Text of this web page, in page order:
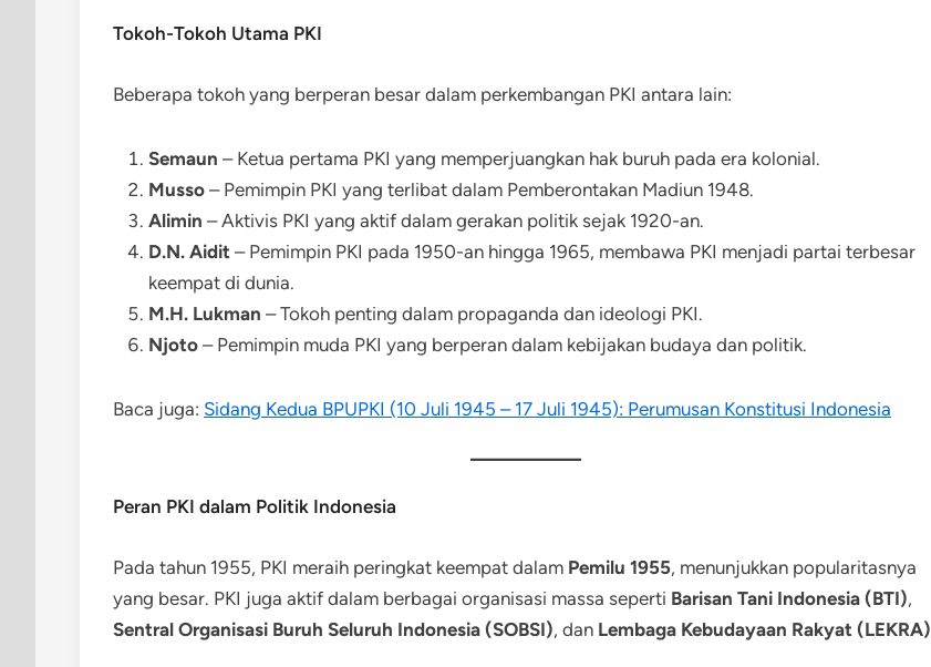
Tokoh-Tokoh Utama PKI
Beberapa tokoh yang berperan besar dalam perkembangan PKI antara lain:
Semaun – Ketua pertama PKI yang memperjuangkan hak buruh pada era kolonial.
Musso – Pemimpin PKI yang terlibat dalam Pemberontakan Madiun 1948.
Alimin – Aktivis PKI yang aktif dalam gerakan politik sejak 1920-an.
D.N. Aidit – Pemimpin PKI pada 1950-an hingga 1965, membawa PKI menjadi partai terbesar
keempat di dunia.
M.H. Lukman – Tokoh penting dalam propaganda dan ideologi PKI.
Njoto – Pemimpin muda PKI yang berperan dalam kebijakan budaya dan politik.
Baca juga: Sidang Kedua BPUPKI (10 Juli 1945 – 17 Juli 1945): Perumusan Konstitusi Indonesia
Peran PKI dalam Politik Indonesia
Pada tahun 1955, PKI meraih peringkat keempat dalam Pemilu 1955, menunjukkan popularitasnya
yang besar. PKI juga aktif dalam berbagai organisasi massa seperti Barisan Tani Indonesia (BTI),
Sentral Organisasi Buruh Seluruh Indonesia (SOBSI), dan Lembaga Kebudayaan Rakyat (LEKRA)